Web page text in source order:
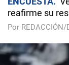
reafirme su
Por